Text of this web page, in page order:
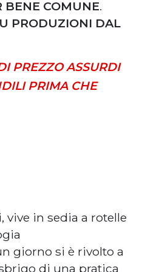
BENE COMUNE.
PRODUZIONI DAL
PREZZO ASSURDI
PRIMA CHE
in sedia a rotelle
giorno si è rivolto a
di una pratica